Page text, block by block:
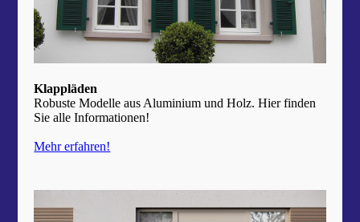
Klappläden
Robuste Modelle aus Aluminium und Holz. Hier finden
Sie alle Informationen!
Mehr erfahren!